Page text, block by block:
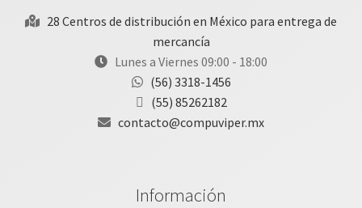
28 Centros de distribución en México para entrega de
mercancía
Lunes a Viernes 09:00 - 18:00
(56) 3318-1456
(55) 85262182
contacto@compuviper.mx
Información